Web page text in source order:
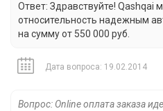
Ответ: Здравствуйте! Qashqai
относительность надежным
на сумму от 550 000 руб.
Дата вопроса: 19.02.2014
Вопрос: Online оплата заказа